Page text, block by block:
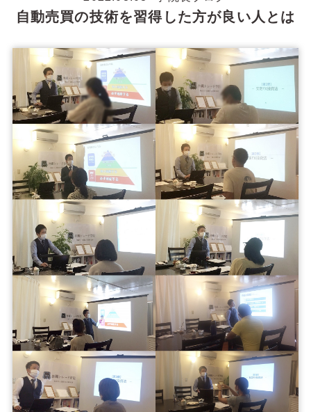
自動売買の技術を習得した方が良い人とは